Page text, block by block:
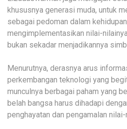
khususnya generasi muda, untuk
sebagai pedoman dalam
mengimplementasikan nilai-
bukan sekadar menjadikannya
Menurutnya, derasnya arus
perkembangan teknologi yang
munculnya berbagai paham yang
belah bangsa harus dihadapi
penghayatan dan pengamalan